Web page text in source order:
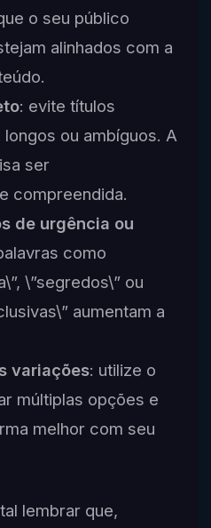
o seu público
alinhados com a
: evite títulos
ou ambíguos. A
ser
compreendida.
de urgência ou
como
\”segredos\” ou
aumentam a
variações: utilize o
múltiplas opções e
melhor com seu
lembrar que,